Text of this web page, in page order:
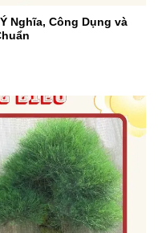
Nghĩa, Công Dụng và